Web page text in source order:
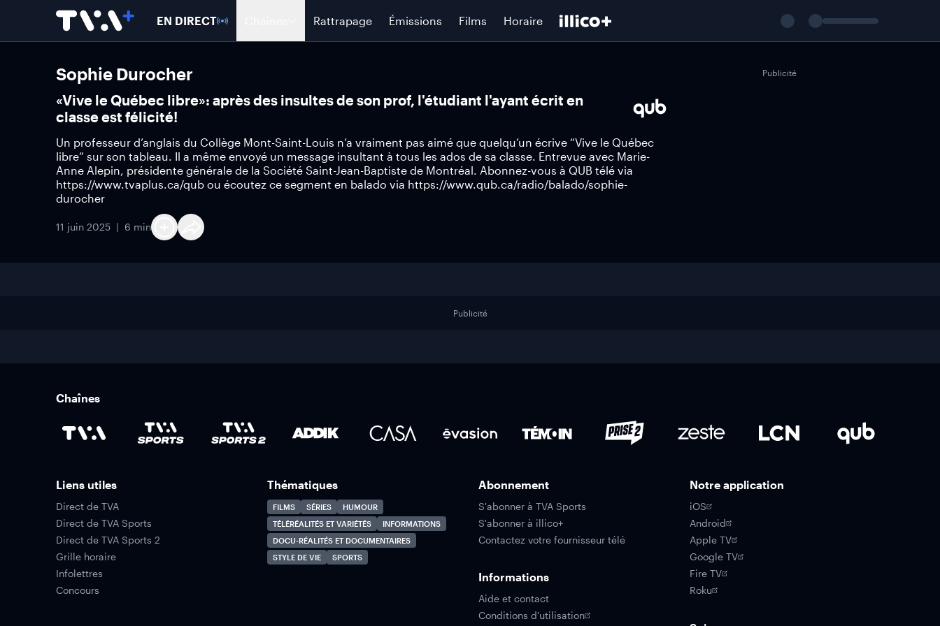
EN DIRECT Rattrapage Émissions Films Horaire
Sophie Durocher
«Vive le Québec libre»: après des insultes de son prof, l'étudiant l'ayant écrit en
classe est félicité!
Un professeur d’anglais du Collège Mont-Saint-Louis n’a vraiment pas aimé que quelqu’un écrive “Vive le Québec
libre” sur son tableau. Il a même envoyé un message insultant à tous les ados de sa classe. Entrevue avec Marie-
Anne Alepin, présidente générale de la Société Saint-Jean-Baptiste de Montréal. Abonnez-vous à QUB télé via
https://www.tvaplus.ca/qub ou écoutez ce segment en balado via https://www.qub.ca/radio/balado/sophie-
durocher
11 juin 2025 6 min
Publicité
Publicité
Chaînes
Liens utiles
Direct de TVA
Direct de TVA Sports
Direct de TVA Sports 2
Grille horaire
Infolettres
Concours
Thématiques
FILMS SÉRIES
HUMOUR
TÉLÉRÉALITÉS ET VARIÉTÉS
INFORMATIONS
DOCU-RÉALITÉS ET DOCUMENTAIRES
STYLE DE VIE
SPORTS
Abonnement
S'abonner à TVA Sports
S'abonner à illico+
Contactez votre fournisseur télé
Informations
Aide et contact
Conditions d'utilisation
Notre application
iOS
Android
Apple TV
Google TV
Fire TV
Roku